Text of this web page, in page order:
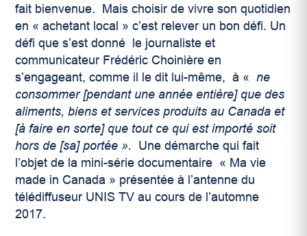
fait bienvenue. Mais choisir de vivre son quotidien
en « achetant local » c’est relever un bon défi. Un
défi que s’est donné le journaliste et
communicateur Frédéric Choinière en
s’engageant, comme il le dit lui-même, à «ne
consommer [pendant une année entière] que des
aliments, biens et services produits au Canada et
[à faire en sorte] que tout ce qui est importé soit
hors de [sa] portée ». Une démarche qui fait
l’objet de la mini-série documentaire « Ma vie
made in Canada » présentée à l’antenne du
télédiffuseur UNIS TV au cours de l’automne
2017.